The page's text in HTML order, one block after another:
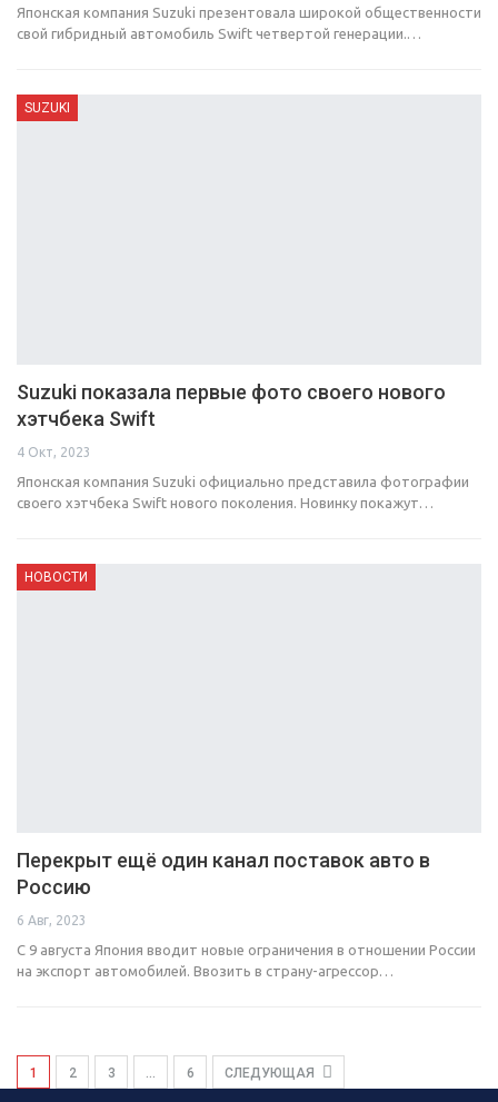
Японская компания Suzuki презентовала широкой общественности
свой гибридный автомобиль Swift четвертой генерации.…
SUZUKI
Suzuki показала первые фото своего нового
хэтчбека Swift
4 Окт, 2023
Японская компания Suzuki официально представила фотографии
своего хэтчбека Swift нового поколения. Новинку покажут…
НОВОСТИ
Перекрыт ещё один канал поставок авто в
Россию
6 Авг, 2023
С 9 августа Япония вводит новые ограничения в отношении России
на экспорт автомобилей. Ввозить в страну-агрессор…
1 2 3 … 6 СЛЕДУЮЩАЯ